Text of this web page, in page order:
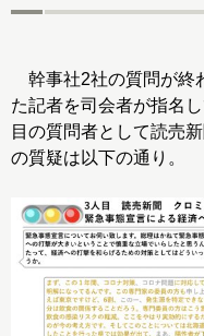
幹事社2社の質問が終
た記者を司会者が指名
目の質問者として読売
の質疑は以下の通り。